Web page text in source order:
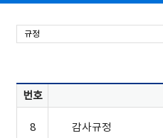
규정
번호
8 감사규정